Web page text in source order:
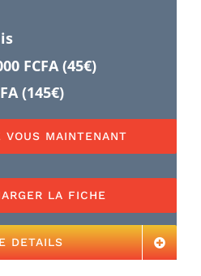
FCFA (45€)
(145€)
VOUS MAINTENANT
LA FICHE
DETAILS